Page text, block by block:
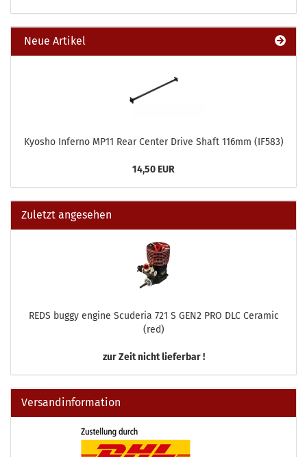
Neue Artikel
Kyosho Inferno MP11 Rear Center Drive Shaft 116mm (IF583)
14,50 EUR
Zuletzt angesehen
REDS buggy engine Scuderia 721 S GEN2 PRO DLC Ceramic
(red)
zur Zeit nicht lieferbar !
Versandinformation